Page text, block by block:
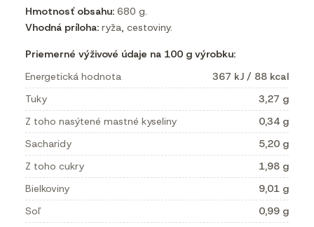
Hmotnosť obsahu: 680 g.
Vhodná príloha: ryža, cestoviny.
Priemerné výživové údaje na 100 g výrobku:
Energetická hodnota
367 kJ / 88 kcal
Tuky
3,27 g
Z toho nasýtené mastné kyseliny
0,34 g
Sacharidy
5,20 g
Z toho cukry
1,98 g
Bielkoviny
9,01 g
Soľ
0,99 g